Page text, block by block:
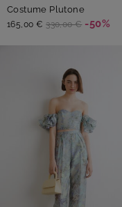
Costume Plutone
165,00 € 330,00 € -50%